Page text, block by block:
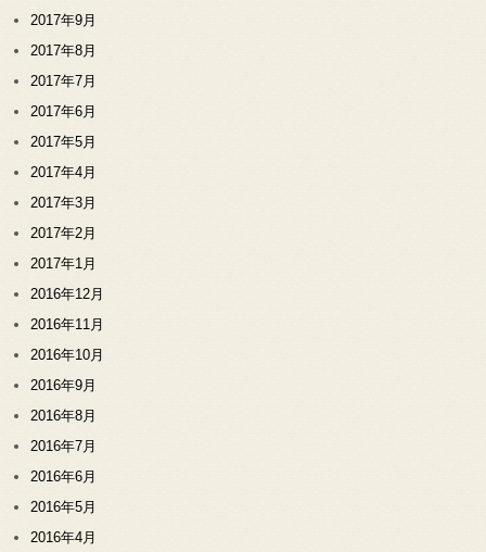
2017年9月
2017年8月
2017年7月
2017年6月
2017年5月
2017年4月
2017年3月
2017年2月
2017年1月
2016年12月
2016年11月
2016年10月
2016年9月
2016年8月
2016年7月
2016年6月
2016年5月
2016年4月